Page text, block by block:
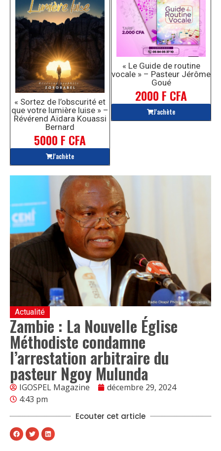
« Sortez de l’obscurité et
que votre lumière luise » –
Révérend Aïdara Kouassi
Bernard
5000 F CFA
J'achète
« Le Guide de routine
vocale » – Pasteur Jérôme
Goué
2000 F CFA
J'achète
Actualité
Zambie : La Nouvelle Église
Méthodiste condamne
l’arrestation arbitraire du
pasteur Ngoy Mulunda
IGOSPEL Magazine
décembre 29, 2024
4:43 pm
Ecouter cet article